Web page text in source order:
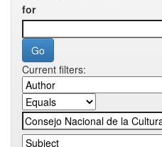
for
Current filters: